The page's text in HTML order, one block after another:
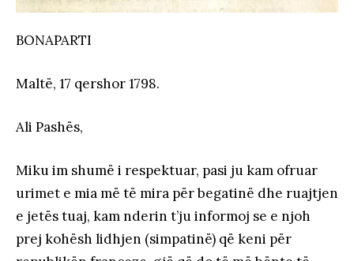
BONAPARTI
Maltë, 17 qershor 1798.
Ali Pashës,
Miku im shumë i respektuar, pasi ju kam ofruar
urimet e mia më të mira për begatinë dhe ruajtjen
e jetës tuaj, kam nderin t’ju informoj se e njoh
prej kohësh lidhjen (simpatinë) që keni për